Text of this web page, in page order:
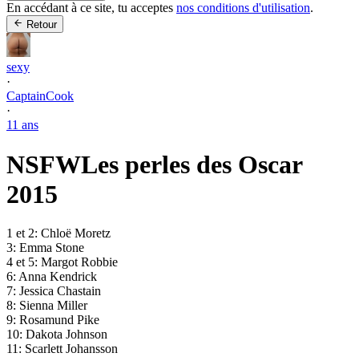
En accédant à ce site, tu acceptes nos conditions d'utilisation.
Retour
sexy
·
CaptainCook
·
11 ans
NSFWLes perles des Oscar
2015
1 et 2: Chloë Moretz
3: Emma Stone
4 et 5: Margot Robbie
6: Anna Kendrick
7: Jessica Chastain
8: Sienna Miller
9: Rosamund Pike
10: Dakota Johnson
11: Scarlett Johansson